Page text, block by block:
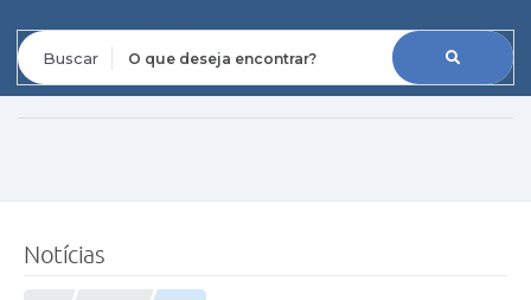
Notícias